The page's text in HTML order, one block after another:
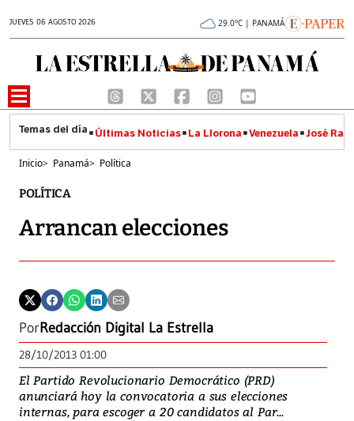
JUEVES 06 AGOSTO 2026 29.0°C | PANAMÁ
Últimas Noticias La Llorona Venezuela José
Inicio> Panamá> Política
POLÍTICA
Arrancan elecciones
PorRedacción Digital La Estrella
28/10/2013 01:00
El Partido Revolucionario Democrático (PRD)
anunciará hoy la convocatoria a sus elecciones
internas, para escoger a 20 candidatos al Par...